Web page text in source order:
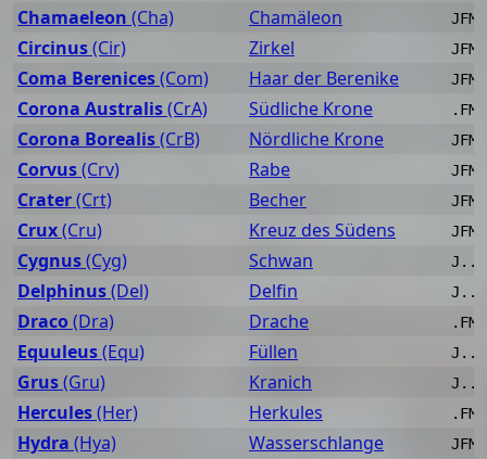
Chamaeleon (Cha) Chamäleon
Circinus(Cir) Zirkel
Coma Berenices(Com) Haar der Berenike
Corona Australis(CrA) Südliche Krone
Corona Borealis(CrB) Nördliche Krone
Corvus(Crv) Rabe
Crater(Crt) Becher
Crux(Cru) Kreuz des Südens
Cygnus(Cyg) Schwan
Delphinus(Del) Delfin
Draco(Dra) Drache
Equuleus(Equ) Füllen
Grus(Gru) Kranich
Hercules(Her) Herkules
Hydra (Hya) Wasserschlange